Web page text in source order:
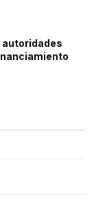
autoridades